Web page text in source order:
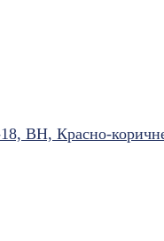
ВН, Красно-